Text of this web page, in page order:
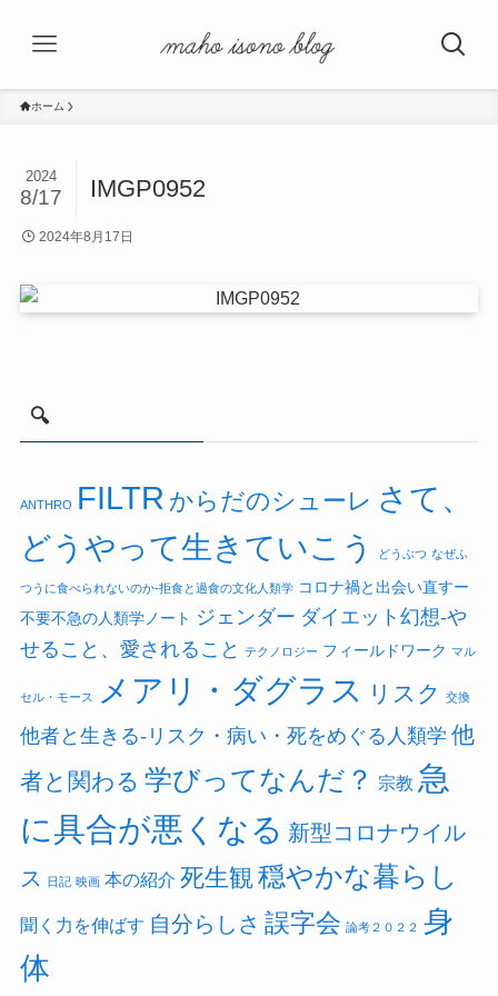
ホーム
IMGP0952
2024
8/17
2024年8月17日
🔍
ANTHRO FILTR からだのシューレ さて、
どうやって生きていこう
どうぶつ なぜふ
つうに食べられないのか-拒食と過食の文化人類学 コロナ禍と出会い直すー
不要不急の人類学ノート ジェンダー ダイエット幻想-や
せること、愛されること
テクノロジー フィールドワーク マル
セル・モース メアリ・ダグラス リスク 交換
他者と生きる-リスク・病い・死をめぐる人類学 他
者と関わる 学びってなんだ？ 宗教 急
に具合が悪くなる 新型コロナウイル
ス
日記 映画 本の紹介 死生観穏やかな暮らし
聞く力を伸ばす 自分らしさ 誤字会 論考２０２２ 身
体